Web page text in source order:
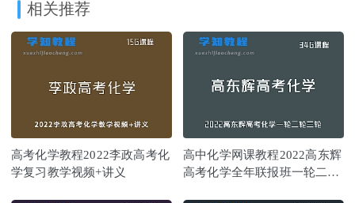
相关推荐
高考化学教程2022李政高考化
学复习教学视频+讲义
高中化学网课教程2022高东辉
高考化学全年联报班一轮二轮